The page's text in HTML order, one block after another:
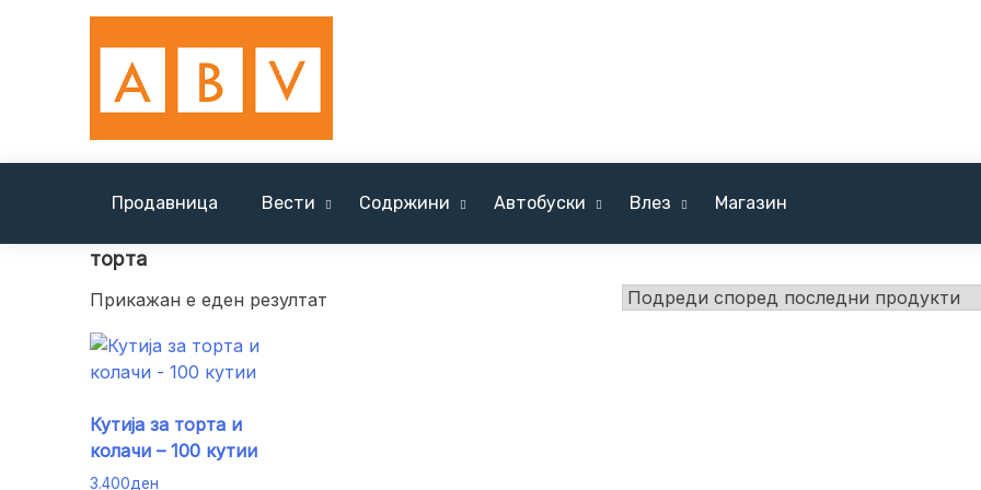
Продавница Вести Содржини Автобуски Влез Магазин
торта
Прикажан е еден резултат
Кутија за торта и
колачи – 100 кутии
3.400ден